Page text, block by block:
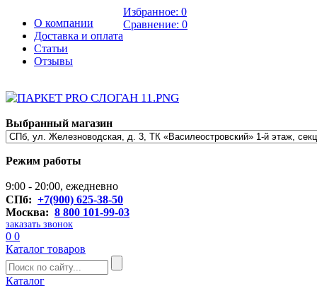
О компании
Доставка и оплата
Статьи
Отзывы
Избранное: 0
Сравнение: 0
Выбранный магазин
Режим работы
9:00 - 20:00, ежедневно
СПб: +7(900) 625-38-50
Москва: 8 800 101-99-03
заказать звонок
0 0
Каталог товаров
Каталог